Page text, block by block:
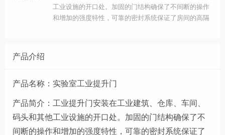
工业设施的开口处。加固的门结构确保了不间断的操作
和增加的强度特性，可靠的密封系统保证了房间的高隔
封结构和性能。不占用房内的空间，大门可完全敞开。
温性能。连同许多可选择的操作以及配件，可以满足需
要坚固、快速，以及能节省空间的工业房屋外墙用门的
客户的要求。
产品介绍
产品名称：实验室工业提升门
产品简介： 工业提升门安装在工业建筑、仓库、车间、
码头和其他工业设施的开口处。加固的门结构确保了不
间断的操作和增加的强度特性，可靠的密封系统保证了